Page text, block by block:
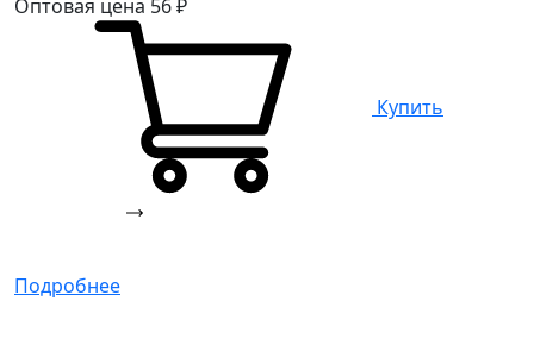
Оптовая цена 56₽
Купить
Подробнее